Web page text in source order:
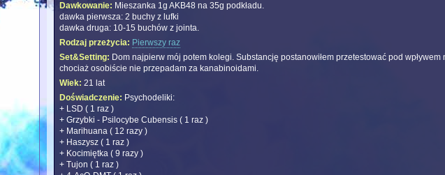
Dawkowanie: Mieszanka 1g AKB48 na 35g podkładu.
dawka pierwsza: 2 buchy z lufki
dawka druga: 10-15 buchów z jointa.
Rodzaj przeżycia: Pierwszy raz
Set&Setting: Dom najpierw mój potem kolegi. Substancję postanowiłem przetestować pod wpływem
chociaż osobiście nie przepadam za kanabinoidami.
Wiek: 21 lat
Doświadczenie: Psychodeliki:
+ LSD ( 1 raz )
+ Grzybki - Psilocybe Cubensis ( 1 raz )
+ Marihuana ( 12 razy )
+ Haszysz ( 1 raz )
+ Kocimiętka ( 9 razy )
+ Tujon ( 1 raz )